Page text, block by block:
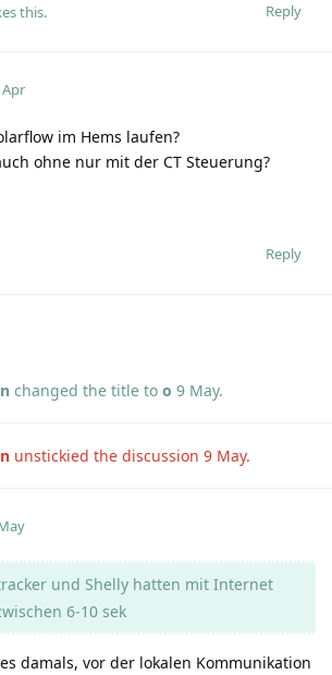
Reply
this.
Apr
im Hems laufen?
ohne nur mit der CT Steuerung?
Reply
changed the title to o 9 May.
unstickied the discussion 9 May.
und Shelly hatten mit Internet
6-10 sek
damals, vor der lokalen Kommunikation